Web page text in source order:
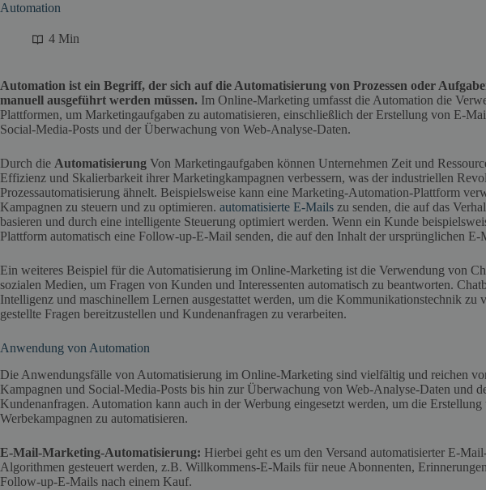
Automation
4 Min
Automation ist ein Begriff, der sich auf die Automatisierung von Prozessen oder
manuell ausgeführt werden müssen. Im Online-Marketing umfasst die Automation die
Plattformen, um Marketingaufgaben zu automatisieren, einschließlich der Erstellung von E-
Social-Media-Posts und der Überwachung von Web-Analyse-Daten.
Durch die Automatisierung Von Marketingaufgaben können Unternehmen Zeit und
Effizienz und Skalierbarkeit ihrer Marketingkampagnen verbessern, was der industriellen
Prozessautomatisierung ähnelt. Beispielsweise kann eine Marketing-Automation-Plattform
Kampagnen zu steuern und zu optimieren. automatisierte E-Mails zu senden, die auf das
basieren und durch eine intelligente Steuerung optimiert werden. Wenn ein Kunde
Plattform automatisch eine Follow-up-E-Mail senden, die auf den Inhalt der ursprünglichen E-
Ein weiteres Beispiel für die Automatisierung im Online-Marketing ist die Verwendung von
sozialen Medien, um Fragen von Kunden und Interessenten automatisch zu beantworten.
Intelligenz und maschinellem Lernen ausgestattet werden, um die Kommunikationstechnik zu
gestellte Fragen bereitzustellen und Kundenanfragen zu verarbeiten.
Anwendung von Automation
Die Anwendungsfälle von Automatisierung im Online-Marketing sind vielfältig und reichen
Kampagnen und Social-Media-Posts bis hin zur Überwachung von Web-Analyse-Daten und
Kundenanfragen. Automation kann auch in der Werbung eingesetzt werden, um die
Werbekampagnen zu automatisieren.
E-Mail-Marketing-Automatisierung: Hierbei geht es um den Versand automatisierter E-
Algorithmen gesteuert werden, z.B. Willkommens-E-Mails für neue Abonnenten,
Follow-up-E-Mails nach einem Kauf.